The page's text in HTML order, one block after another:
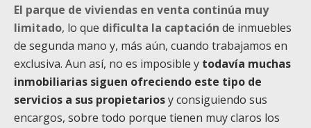
El parque de viviendas en venta continúa muy
limitado, lo que dificulta la captación de inmuebles
de segunda mano y, más aún, cuando trabajamos en
exclusiva. Aun así, no es imposible y todavía muchas
inmobiliarias siguen ofreciendo este tipo de
servicios a sus propietariosy consiguiendo sus
encargos, sobre todo porque tienen muy claros los